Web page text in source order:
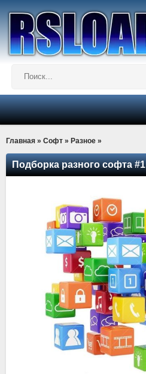
Главная » Софт » Разное »
Подборка разного софта #1